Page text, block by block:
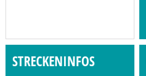
STRECKENINFOS